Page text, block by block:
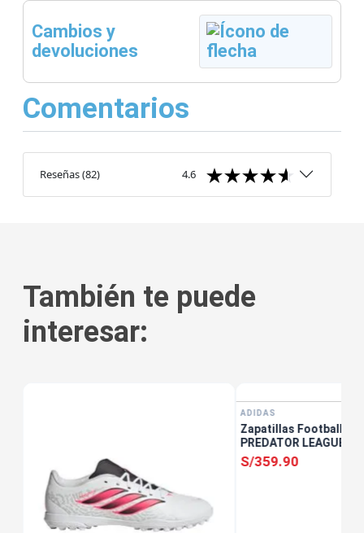
Cambios y
devoluciones
Comentarios
Reseñas(82) 4.6
También te puede
interesar:
ADIDAS
Zapatillas Football
PREDATOR LEAGUE
S/359.90